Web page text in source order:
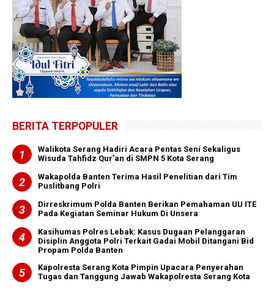
BERITA TERPOPULER
Walikota Serang Hadiri Acara Pentas Seni Sekaligus
Wisuda Tahfidz Qur'an di SMPN 5 Kota Serang
Wakapolda Banten Terima Hasil Penelitian dari Tim
Puslitbang Polri
Dirreskrimum Polda Banten Berikan Pemahaman UU ITE
Pada Kegiatan Seminar Hukum Di Unsera
Kasihumas Polres Lebak: Kasus Dugaan Pelanggaran
Disiplin Anggota Polri Terkait Gadai Mobil Ditangani Bid
Propam Polda Banten
Kapolresta Serang Kota Pimpin Upacara Penyerahan
Tugas dan Tanggung Jawab Wakapolresta Serang Kota